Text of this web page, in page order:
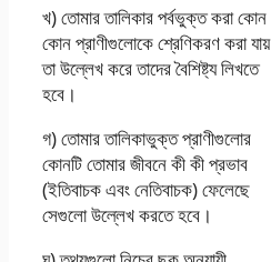
খ) তােমার তালিকার পর্বভুক্ত করা কোন
কোন প্রাণীগুলােকে শ্রেণিকরণ করা যায়
তা উল্লেখ করে তাদের বৈশিষ্ট্য লিখতে
হবে।
গ) তােমার তালিকাভুক্ত প্রাণীগুলাের
কোনটি তােমার জীবনে কী কী প্রভাব
(ইতিবাচক এবং নেতিবাচক) ফেলেছে
সেগুলাে উল্লেখ করতে হবে।